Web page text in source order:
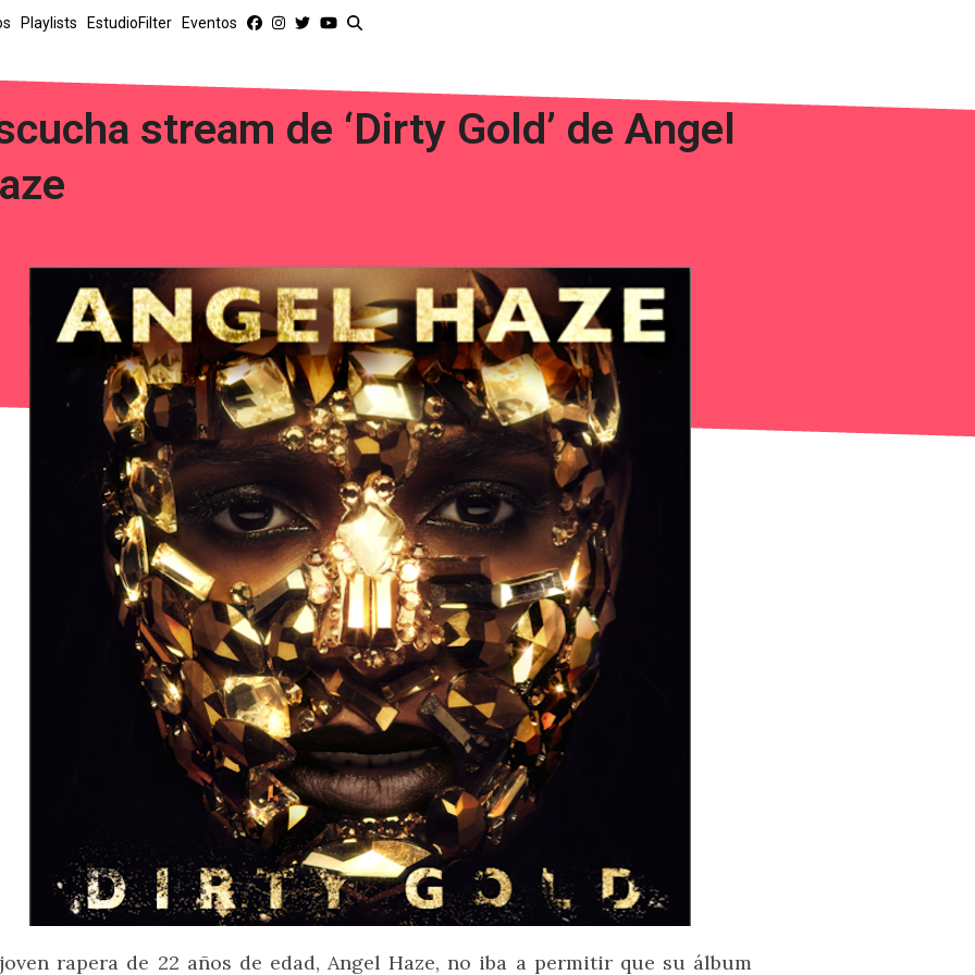
Playlists EstudioFilter Eventos
stream de ‘Dirty Gold’ de Angel
rapera de 22 años de edad, Angel Haze, no iba a permitir que su álbum